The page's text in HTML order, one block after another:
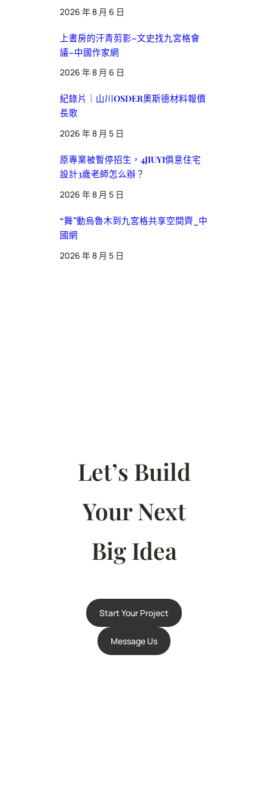
2026 年 8 月 6 日
上書房的汗青剪影–文史找九宮格會
議–中國作家網
2026 年 8 月 6 日
紀錄片｜山川OSDER奧斯德材料報價
長歌
2026 年 8 月 5 日
原專業被暫停招生，4JIUYI俱意住宅
設計3歲老師怎么辦？
2026 年 8 月 5 日
“舞”動烏魯木到九宮格共享空間齊_中
國網
2026 年 8 月 5 日
Let’s Build
Your Next
Big Idea
Start Your Project
Message Us